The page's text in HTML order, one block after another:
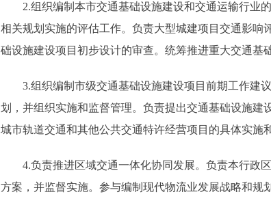
2.组织编制本市交通基础设施建设和交通运输行业的
相关规划实施的评估工作。负责大型城建项目交通影
础设施建设项目初步设计的审查。统筹推进重大交通
3.组织编制市级交通基础设施建设项目前期工作建议
划，并组织实施和监督管理。负责提出交通基础设施
城市轨道交通和其他公共交通特许经营项目的具体实
4.负责推进区域交通一体化协同发展。负责本行政区
方案，并监督实施。参与编制现代物流业发展战略和规